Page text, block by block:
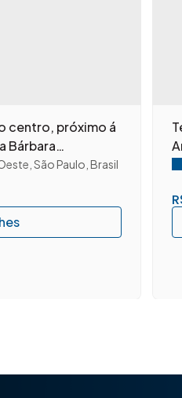
centro, próximo á
Bárbara
,São Paulo ,Brasil